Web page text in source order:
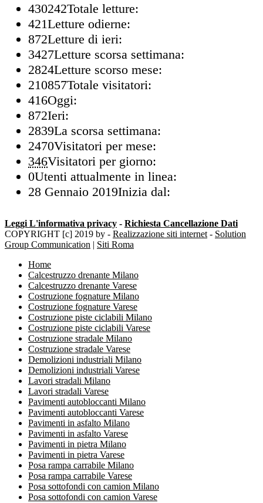
430242Totale letture:
421Letture odierne:
872Letture di ieri:
3427Letture scorsa settimana:
2824Letture scorso mese:
210857Totale visitatori:
416Oggi:
872Ieri:
2839La scorsa settimana:
2470Visitatori per mese:
346Visitatori per giorno:
0Utenti attualmente in linea:
28 Gennaio 2019Inizia dal:
Leggi L'informativa privacy - Richiesta Cancellazione Dati
COPYRIGHT [c] 2019 by - Realizzazione siti internet - Solution
Group Communication | Siti Roma
Home
Calcestruzzo drenante Milano
Calcestruzzo drenante Varese
Costruzione fognature Milano
Costruzione fognature Varese
Costruzione piste ciclabili Milano
Costruzione piste ciclabili Varese
Costruzione stradale Milano
Costruzione stradale Varese
Demolizioni industriali Milano
Demolizioni industriali Varese
Lavori stradali Milano
Lavori stradali Varese
Pavimenti autobloccanti Milano
Pavimenti autobloccanti Varese
Pavimenti in asfalto Milano
Pavimenti in asfalto Varese
Pavimenti in pietra Milano
Pavimenti in pietra Varese
Posa rampa carrabile Milano
Posa rampa carrabile Varese
Posa sottofondi con camion Milano
Posa sottofondi con camion Varese